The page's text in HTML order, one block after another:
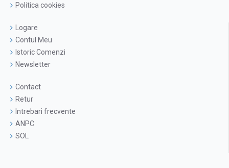
Politica cookies
Logare
Contul Meu
Istoric Comenzi
Newsletter
Contact
Retur
Intrebari frecvente
ANPC
SOL